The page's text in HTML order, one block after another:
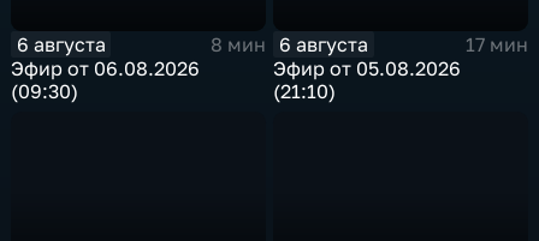
6 августа
8 мин
Эфир от 06.08.2026
(09:30)
6 августа
17 мин
Эфир от 05.08.2026
(21:10)